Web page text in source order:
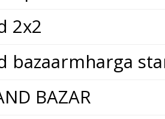
2x2
bazaarmharga
BAZAR